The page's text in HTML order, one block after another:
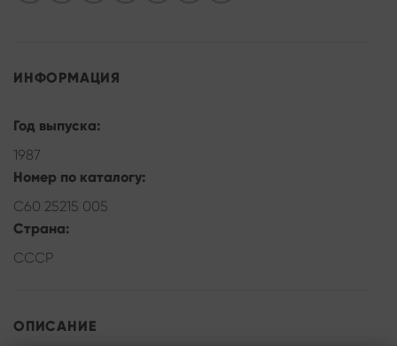
ИНФОРМАЦИЯ
Год выпуска:
1987
Номер по каталогу:
С60 25215 005
Страна:
СССР
ОПИСАНИЕ